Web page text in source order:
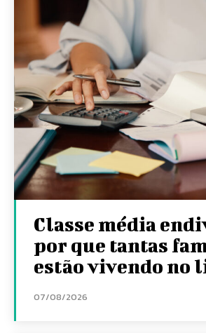
Classe média
por que tantas
estão vivendo no
07/08/2026